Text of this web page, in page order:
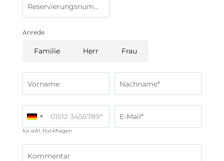
Reservierungsnummer
Anrede
Familie Herr Frau
Vorname Nachname*
für evtl. Rückfragen
E-Mail*
Kommentar